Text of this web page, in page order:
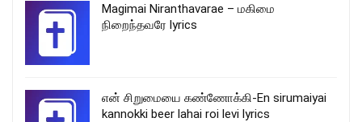
Magimai Niranthavarae – மகிமை
நிறைந்தவரே lyrics
என் சிறுமையை கண்ணோக்கி-En sirumaiyai
kannokki beer lahai roi levi lyrics